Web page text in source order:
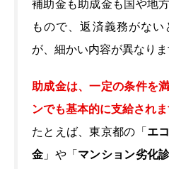
補助金も助成金も国や地
もので、返済義務がな
が、細かい内容が異なりま
助成金は、一定の条件を
ンでも基本的に支給され
たとえば、東京都の「エ
金 」や「マンション劣化